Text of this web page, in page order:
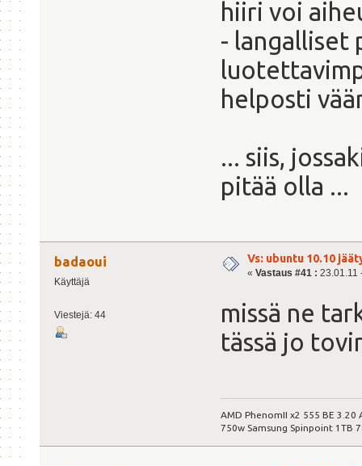
hiiri voi
- langalliset
helposti
... siis,
pitää olla ...
badaoui
Käyttäjä
Viestejä: 44
Vs: ubuntu 10.10
« Vastaus #41 : 23.01.11
missä ne
tässä jo
AMD PhenomII x2 555 BE 3.20
750w Samsung Spinpoint 1TB